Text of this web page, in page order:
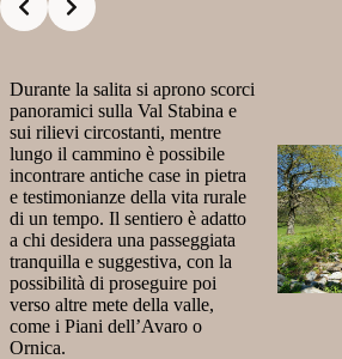
Durante la salita si aprono scorci
panoramici sulla Val Stabina e
sui rilievi circostanti, mentre
lungo il cammino è possibile
incontrare antiche case in pietra
e testimonianze della vita rurale
di un tempo. Il sentiero è adatto
a chi desidera una passeggiata
tranquilla e suggestiva, con la
possibilità di proseguire poi
verso altre mete della valle,
come i Piani dell’Avaro o
Ornica.